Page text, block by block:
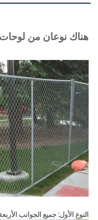
نوعان من لوحات
الأول: جميع الجوانب